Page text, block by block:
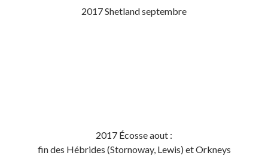
2017 Shetland septembre
2017 Écosse aout :
fin des Hébrides (Stornoway, Lewis) et Orkneys